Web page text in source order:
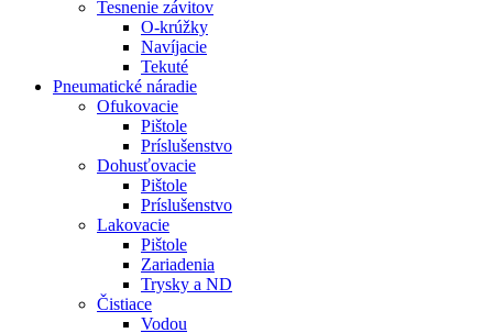
Tesnenie závitov
O-krúžky
Navíjacie
Tekuté
Pneumatické náradie
Ofukovacie
Pištole
Príslušenstvo
Dohusťovacie
Pištole
Príslušenstvo
Lakovacie
Pištole
Zariadenia
Trysky a ND
Čistiace
Vodou